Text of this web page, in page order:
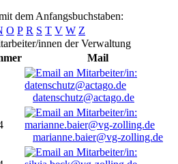
dem Anfangsbuchstaben:
O P R S T V W Z
innen der Verwaltung
Mail
datenschutz@actago.de
marianne.baier@vg-zolling.de